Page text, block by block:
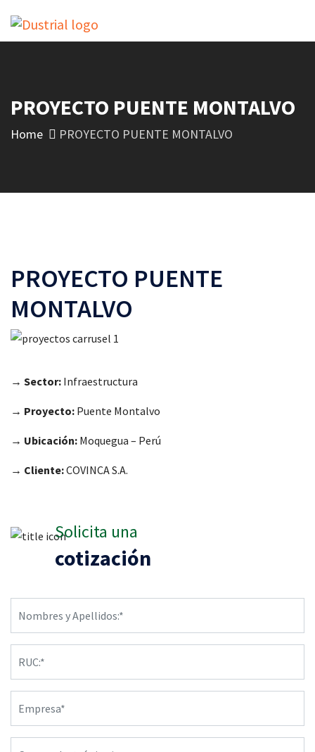
PROYECTO PUENTE MONTALVO
Home PROYECTO PUENTE MONTALVO
PROYECTO PUENTE
MONTALVO
→ Sector: Infraestructura
→ Proyecto: Puente Montalvo
→ Ubicación: Moquegua – Perú
→ Cliente:COVINCA S.A.
Solicita una
cotización